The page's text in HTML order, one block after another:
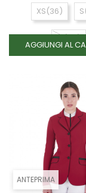
XS(36)
M(40)
AGGIUNGI AL
ANTEPRIMA